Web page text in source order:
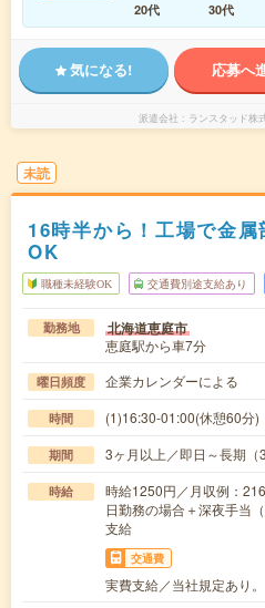
20代
30代
気になる! 応募へ
派遣会社 ランスタッド
未読
16時半から！工場で金
OK
職種未経験OK 交通費別途支給あり
勤務地 北海道恵庭市
恵庭駅から車7分
曜日頻度 企業カレンダーによる
時間 (1)16:30-01:00(休憩60分)
期間 3ヶ月以上／即日～長期
時給
時給1250円／月収例：
日勤務の場合＋深夜手当
支給
交通費
実費支給／当社規定あり。